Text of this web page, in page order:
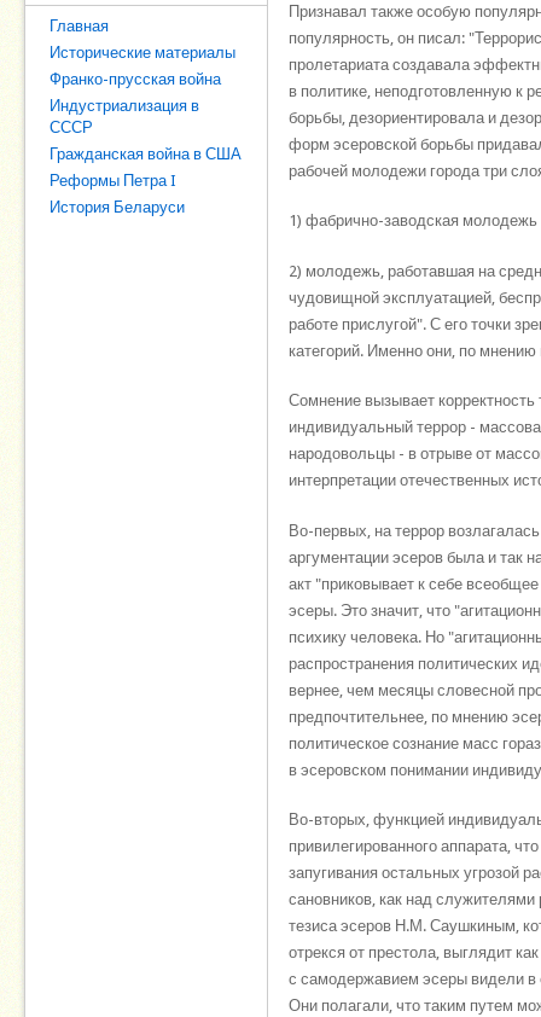
Главная
Исторические материалы
Франко-прусская война
Индустриализация в
СССР
Гражданская война в США
Реформы Петра I
История Беларуси
Признавал также особую
популярность, он писал:
пролетариата создавала
в политике, неподготовленную к
борьбы, дезориентировала и
форм эсеровской борьбы
рабочей молодежи города три
1) фабрично-заводская молодежь
2) молодежь, работавшая на
чудовищной эксплуатацией,
работе прислугой". С его точки
категорий. Именно они, по
Сомнение вызывает
индивидуальный террор -
народовольцы - в отрыве от
интерпретации отечественных
Во-первых, на террор
аргументации эсеров была и так
акт "приковывает к себе
эсеры. Это значит, что
психику человека. Но
распространения политических
вернее, чем месяцы словесной
предпочтительнее, по мнению
политическое сознание масс
в эсеровском понимании
Во-вторых, функцией
привилегированного аппарата,
запугивания остальных угрозой
сановников, как над
тезиса эсеров Н.М. Саушкиным,
отрекся от престола, выглядит
с самодержавием эсеры видели в
Они полагали, что таким путем